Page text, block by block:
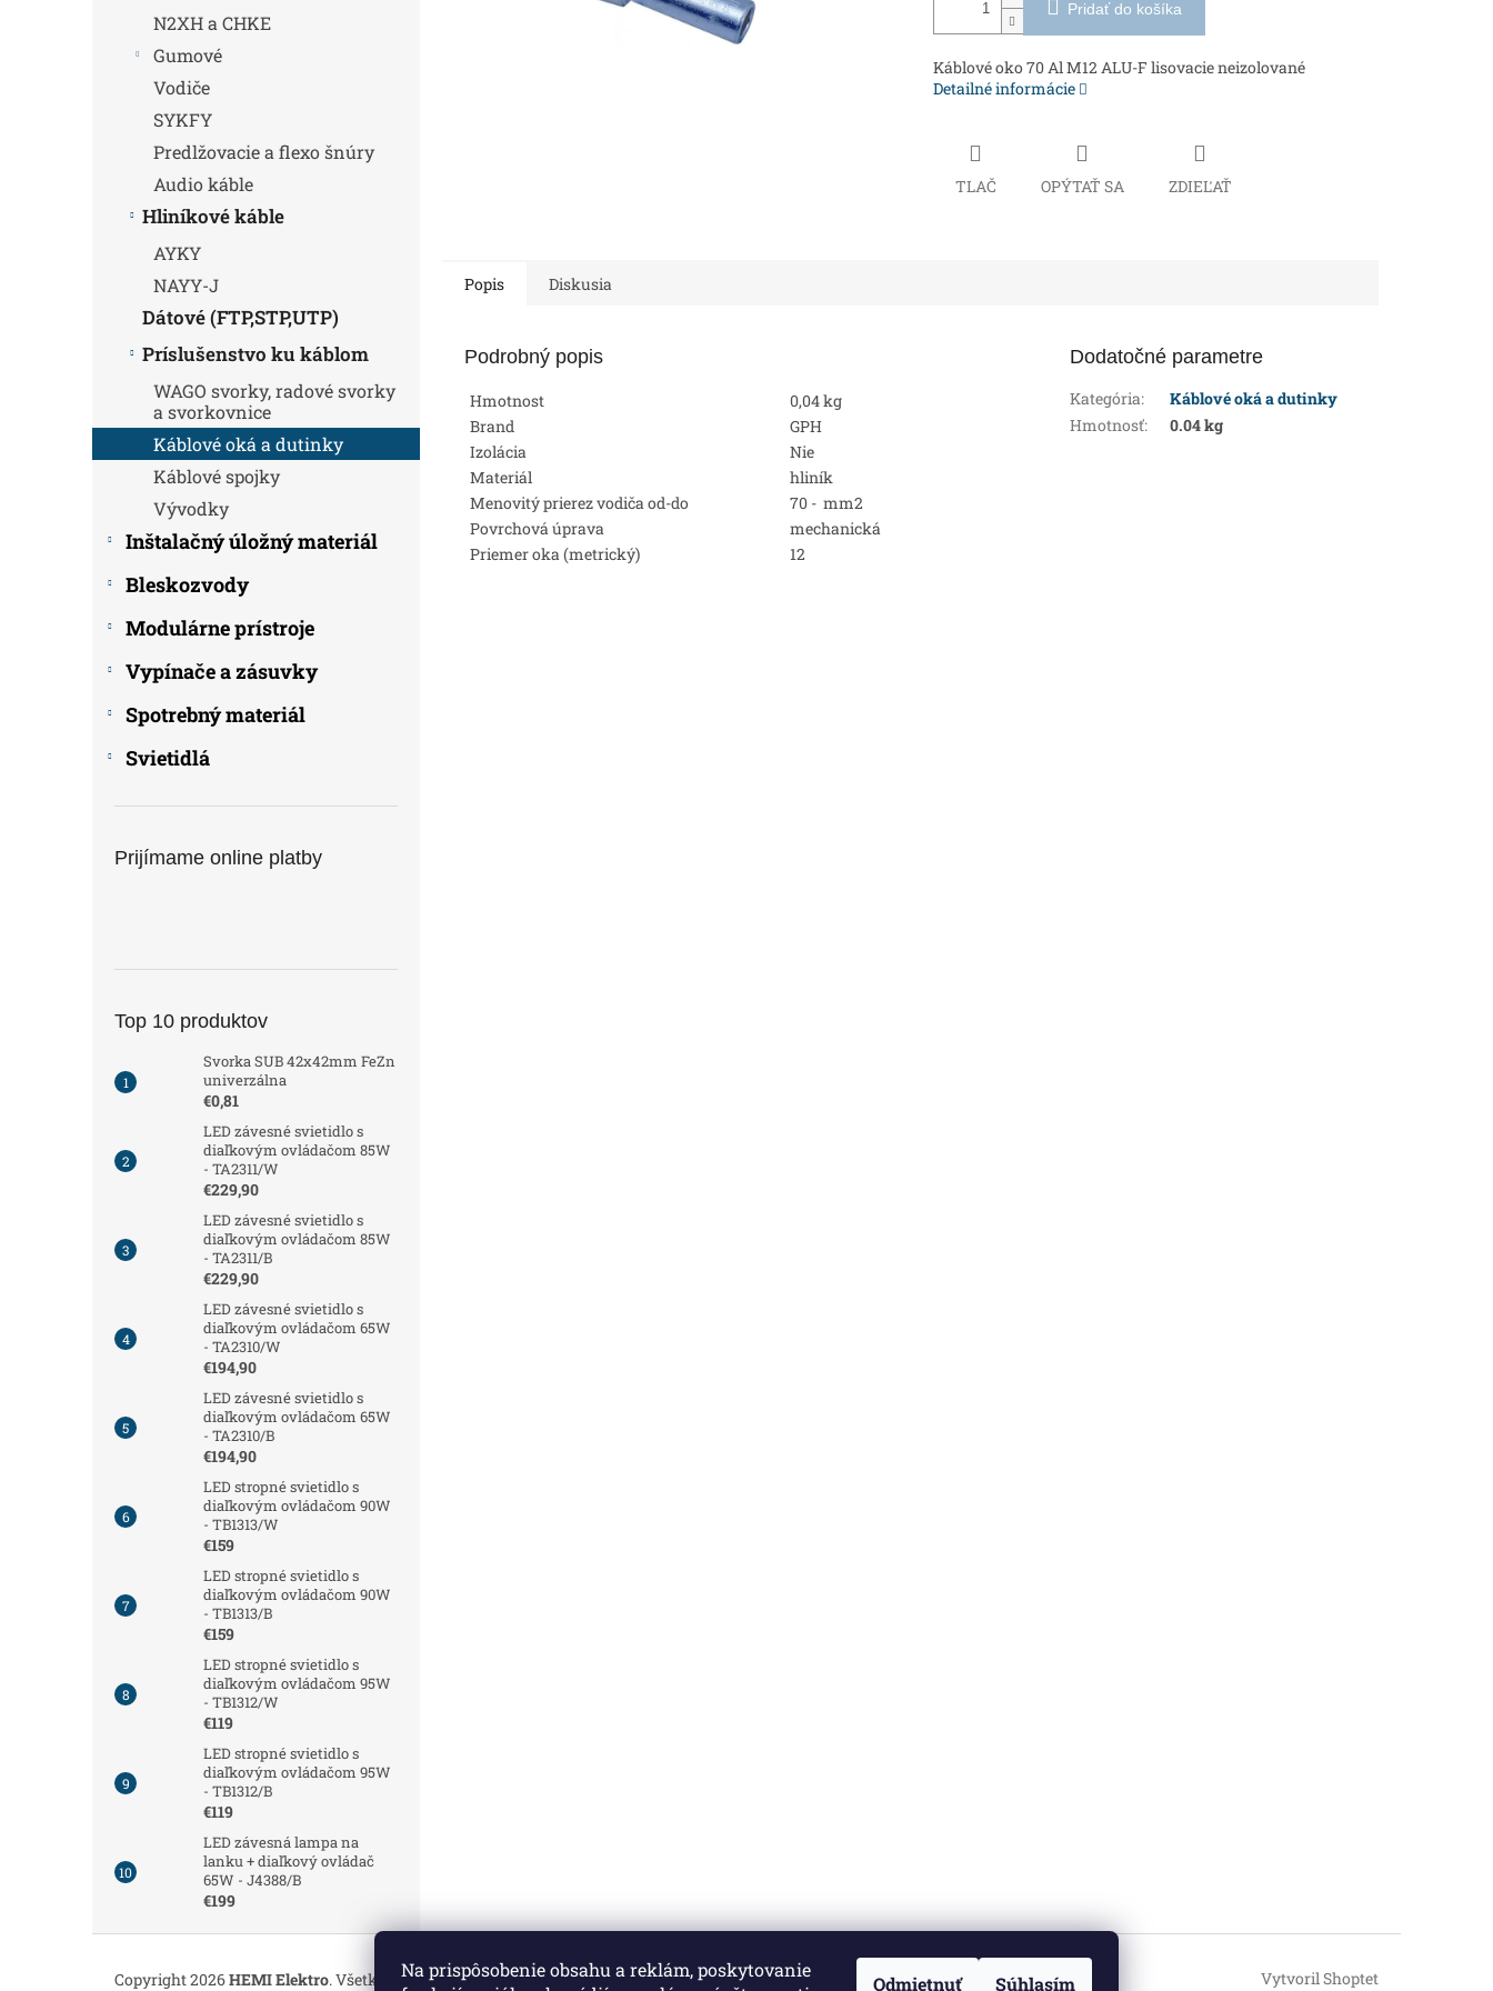
Na prispôsobenie obsahu a reklám, poskytovanie
Odmietnuť Súhlasím
N2XH a CHKE
Gumové
Vodiče
SYKFY
Predlžovacie a flexo šnúry
Audio káble
Hliníkové káble
AYKY
NAYY-J
Dátové (FTP,STP,UTP)
Príslušenstvo ku káblom
WAGO svorky, radové svorky
a svorkovnice
Káblové oká a dutinky
Káblové spojky
Vývodky
Inštalačný úložný materiál
Bleskozvody
Modulárne prístroje
Vypínače a zásuvky
Spotrebný materiál
Svietidlá
Prijímame online platby
Top 10 produktov
Svorka SUB 42x42mm FeZn
univerzálna
€0,81
LED závesné svietidlo s
diaľkovým ovládačom 85W
- TA2311/W
€229,90
LED závesné svietidlo s
diaľkovým ovládačom 85W
- TA2311/B
€229,90
LED závesné svietidlo s
diaľkovým ovládačom 65W
- TA2310/W
€194,90
LED závesné svietidlo s
diaľkovým ovládačom 65W
- TA2310/B
€194,90
LED stropné svietidlo s
diaľkovým ovládačom 90W
- TB1313/W
€159
LED stropné svietidlo s
diaľkovým ovládačom 90W
- TB1313/B
€159
LED stropné svietidlo s
diaľkovým ovládačom 95W
- TB1312/W
€119
LED stropné svietidlo s
diaľkovým ovládačom 95W
- TB1312/B
€119
LED závesná lampa na
lanku + diaľkový ovládač
65W - J4388/B
€199
Pridať do košíka
Káblové oko 70 Al M12 ALU-F lisovacie neizolované
Detailné informácie
TLAČ OPÝTAŤ SA ZDIEĽAŤ
Popis Diskusia
Podrobný popis
Hmotnost
0,04 kg
Brand
GPH
Izolácia
Nie
Materiál
hliník
Menovitý prierez vodiča od-do
70 - mm2
Povrchová úprava
mechanická
Priemer oka (metrický)
12
Dodatočné parametre
Kategória:
Káblové oká a dutinky
Hmotnosť: 0.04 kg
Vytvoril Shoptet
Copyright 2026HEMI Elektro. Všetky práva vyhradené.Upraviť nastavenie cookies